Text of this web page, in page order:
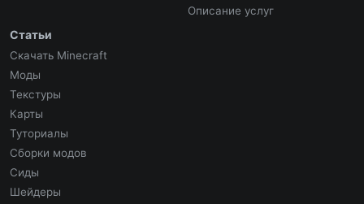
Описание услуг
Статьи
Скачать Minecraft
Моды
Текстуры
Карты
Туториалы
Сборки модов
Сиды
Шейдеры